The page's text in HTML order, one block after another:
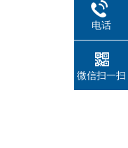
电话
微信扫一扫